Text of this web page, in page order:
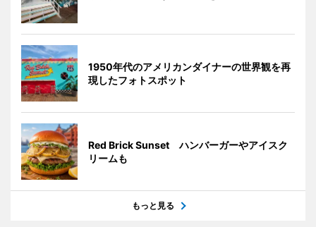
1950年代のアメリカンダイナーの世界観を再
現したフォトスポット
Red Brick Sunset ハンバーガーやアイスク
リームも
もっと見る